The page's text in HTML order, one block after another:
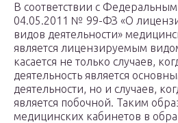
В соответствии с
04.05.2011 № 99-ФЗ «О
видов деятельности»
является лицензируемым
касается не только случаев,
деятельность является
деятельности, но и случаев,
является побочной. Таким
медицинских кабинетов в